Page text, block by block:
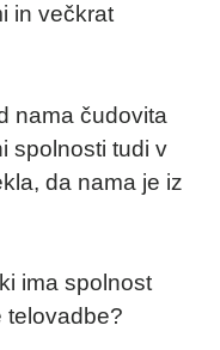
in večkrat
nama čudovita
spolnosti tudi v
da nama je iz
ima spolnost
telovadbe?